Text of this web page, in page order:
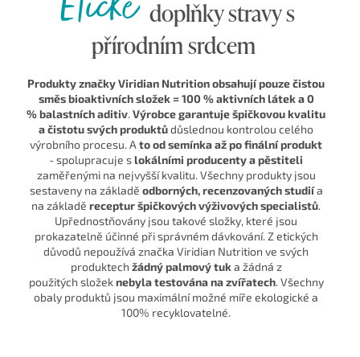
doplňky stravy s
přírodním srdcem
Produkty značky Viridian Nutrition obsahují pouze čistou
směs bioaktivních složek = 100 % aktivních látek a 0
% balastních aditiv.Výrobce garantuje špičkovou kvalitu
a čistotu svých produktůdůslednou kontrolou celého
výrobního procesu. Ato od semínka až po finální produkt
- spolupracuje slokálními producenty a pěstiteli
zaměřenými na nejvyšší kvalitu. Všechny produkty jsou
sestaveny na základě odborných, recenzovaných studiía
na základě receptur špičkových výživových specialistů.
Upřednostňovány jsou takové složky, které jsou
prokazatelně účinné při správném dávkování. Z etických
důvodů nepoužívá značka Viridian Nutrition ve svých
produktech žádný palmový tuka žádná z
použitých složeknebyla testována na zvířatech. Všechny
obaly produktů jsou maximální možné míře ekologické a
100% recyklovatelné.